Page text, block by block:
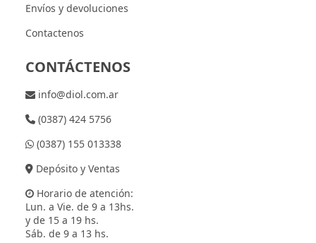
Envíos y devoluciones
Contactenos
CONTÁCTENOS
info@diol.com.ar
(0387) 424 5756
(0387) 155 013338
Depósito y Ventas
Horario de atención:
Lun. a Vie. de 9 a 13hs.
y de 15 a 19 hs.
Sáb. de 9 a 13 hs.